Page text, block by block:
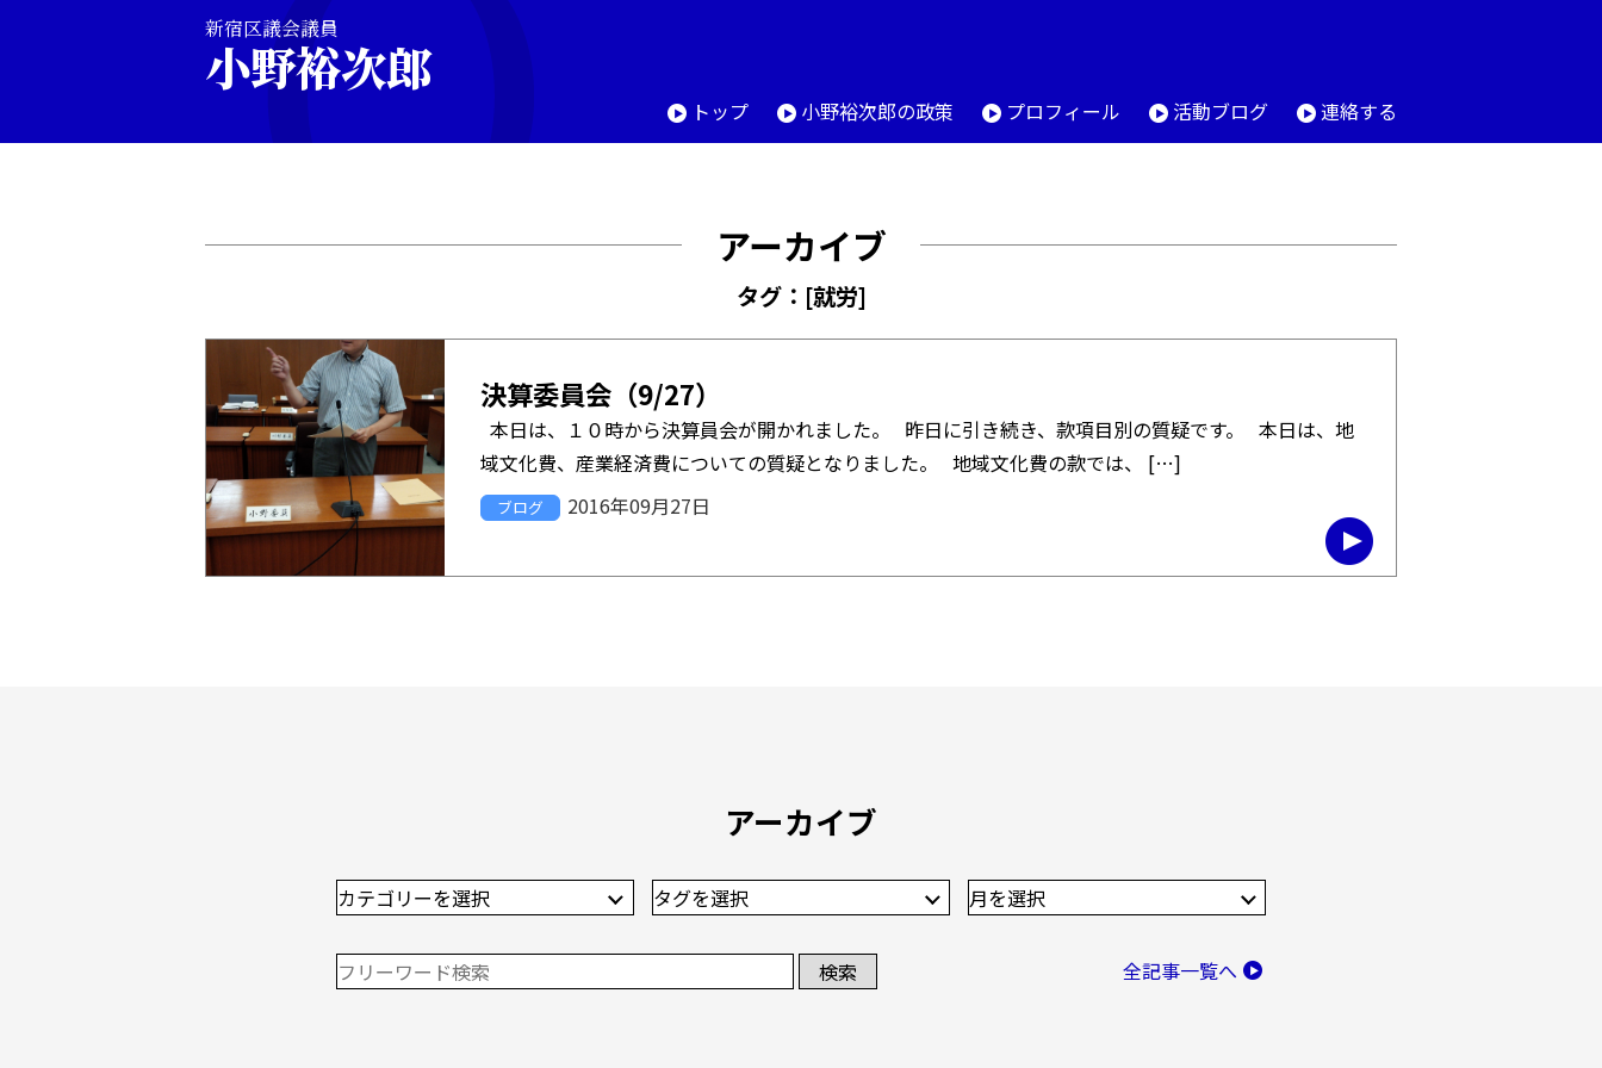
新宿区議会議員
小野裕次郎
トップ 小野裕次郎の政策 プロフィール 活動ブログ 連絡する
アーカイブ
タグ：[就労]
決算委員会（9/27）
本日は、１０時から決算員会が開かれました。 昨日に引き続き、款項目別の質疑です。 本日は、地
域文化費、産業経済費についての質疑となりました。 地域文化費の款では、 […]
ブログ 2016年09月27日
アーカイブ
全記事一覧へ